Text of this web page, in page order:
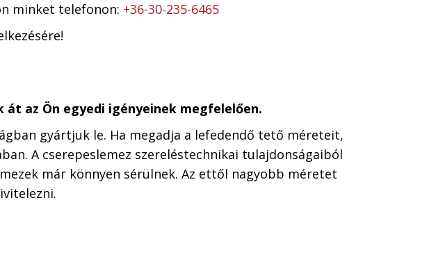
minket telefonon: +36-30-235-6465
az Ön egyedi igényeinek megfelelően.
gyártjuk le. Ha megadja a lefedendő tető méreteit,
A cserepeslemez szereléstechnikai tulajdonságaiból
már könnyen sérülnek. Az ettől nagyobb méretet